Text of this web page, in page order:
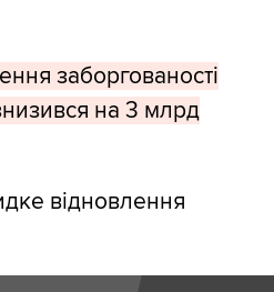
заборгованості
на 3 млрд
відновлення